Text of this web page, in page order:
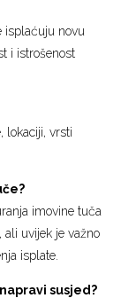
isplaćuju novu
i istrošenost
lokaciji, vrsti
imovine tuča
ali uvijek je važno
isplate.
susjed?